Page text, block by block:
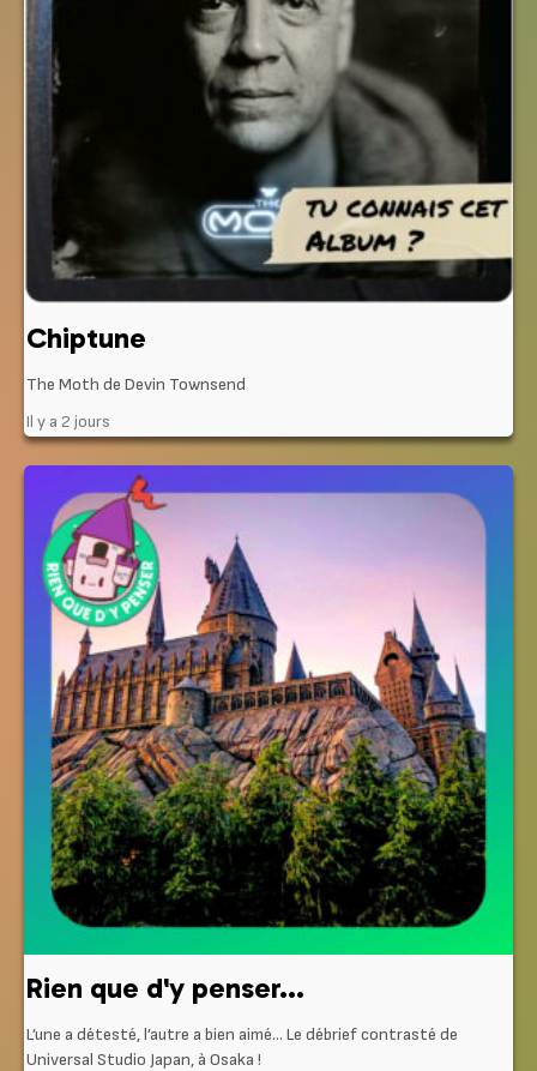
Chiptune
The Moth de Devin Townsend
Il y a 2 jours
Rien que d'y penser...
L’une a détesté, l’autre a bien aimé… Le débrief contrasté de
Universal Studio Japan, à Osaka !